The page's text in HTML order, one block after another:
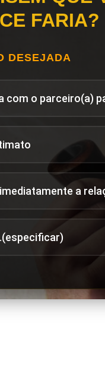
FARIA?
DESEJADA
com o parceiro(a)
a